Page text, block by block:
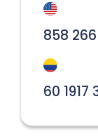
858 266
60 1917